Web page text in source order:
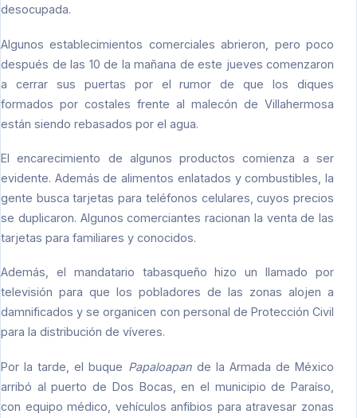
desocupada.
Algunos establecimientos comerciales abrieron, pero poco
después de las 10 de la mañana de este jueves comenzaron
a cerrar sus puertas por el rumor de que los diques
formados por costales frente al malecón de Villahermosa
están siendo rebasados por el agua.
El encarecimiento de algunos productos comienza a ser
evidente. Además de alimentos enlatados y combustibles, la
gente busca tarjetas para teléfonos celulares, cuyos precios
se duplicaron. Algunos comerciantes racionan la venta de las
tarjetas para familiares y conocidos.
Además, el mandatario tabasqueño hizo un llamado por
televisión para que los pobladores de las zonas alojen a
damnificados y se organicen con personal de Protección Civil
para la distribución de víveres.
Por la tarde, el buque Papaloapande la Armada de México
arribó al puerto de Dos Bocas, en el municipio de Paraíso,
con equipo médico, vehículos anfibios para atravesar zonas